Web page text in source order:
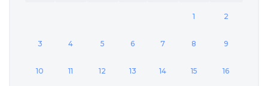
1 2
3 4 5 6 7 8 9
10 11 12 13 14 15 16